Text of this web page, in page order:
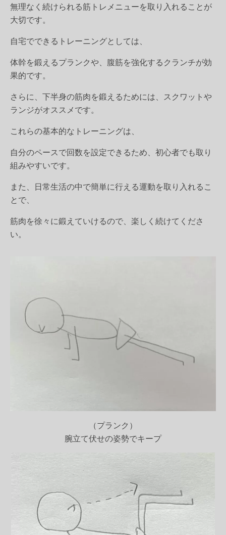
無理なく続けられる筋トレメニューを取り入れることが
大切です。
自宅でできるトレーニングとしては、
体幹を鍛えるプランクや、腹筋を強化するクランチが効
果的です。
さらに、 下半身の筋肉を鍛えるためには、スクワットや
ランジがオススメです。
これらの基本的なトレーニングは、
自分のペースで回数を設定できるため、初心者でも取り
組みやすいです。
また、日常生活の中で簡単に行える運動を取り入れるこ
とで、
筋肉を徐々に鍛えていけるので、楽しく続けてくださ
い。
（プランク）
腕立て伏せの姿勢でキープ